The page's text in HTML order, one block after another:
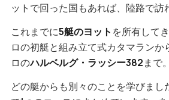
ットで回った国もあれば、陸路で訪
これまでに5艇のヨット を所有して
ロの初艇と組み立て式カタマランか
ロのハルベルグ・ラッシー382まで。
どの艇からも別々のことを学びまし